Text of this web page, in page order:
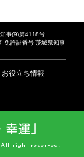
事(9)第4118号
免許証番号 茨城県知事
お役立ち情報
right reserved.